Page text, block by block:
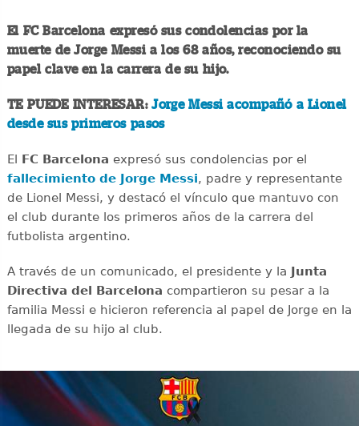
El FC Barcelona expresó sus condolencias por la
muerte de Jorge Messi a los 68 años, reconociendo su
papel clave en la carrera de su hijo.
TE PUEDE INTERESAR:Jorge Messi acompañó a Lionel
desde sus primeros pasos
El FC Barcelona expresó sus condolencias por el
fallecimiento de Jorge Messi, padre y representante
de Lionel Messi, y destacó el vínculo que mantuvo con
el club durante los primeros años de la carrera del
futbolista argentino.
A través de un comunicado, el presidente y la Junta
Directiva del Barcelona compartieron su pesar a la
familia Messi e hicieron referencia al papel de Jorge en la
llegada de su hijo al club.